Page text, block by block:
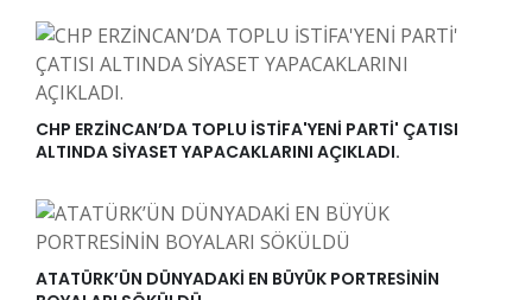
CHP ERZİNCAN’DA TOPLU İSTİFA'YENİ PARTİ' ÇATISI
ALTINDA SİYASET YAPACAKLARINI AÇIKLADI.
ATATÜRK’ÜN DÜNYADAKİ EN BÜYÜK PORTRESİNİN